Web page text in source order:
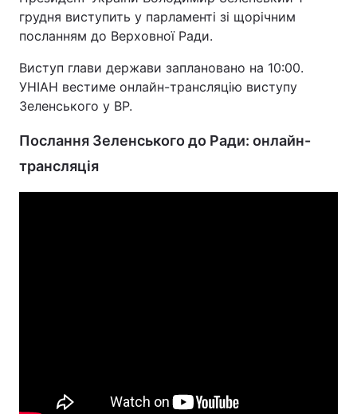
Головна Війна
Україна Політика
Економіка
Спорт Наука
Відео з Youtube Статті
грудня виступить у парламенті зі щорічним
посланням до Верховної Ради.
Виступ глави держави заплановано на 10:00.
УНІАН вестиме онлайн-трансляцію виступу
Зеленського у ВР.
Послання Зеленського до Ради: онлайн-
трансляція